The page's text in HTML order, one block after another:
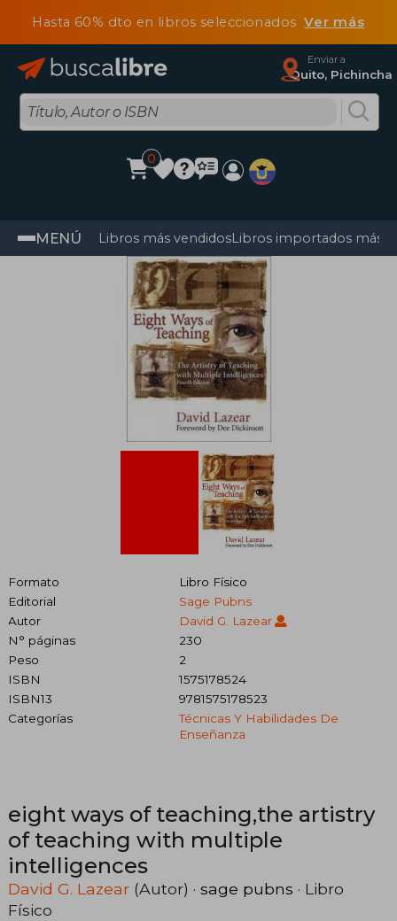
Hasta 60% dto en libros seleccionadosVer más
Enviar a
Quito, Pichincha
0
MENÚ Libros más vendidosLibros importados más
Formato
Libro Físico
Editorial
Sage Pubns
Autor
David G. Lazear
N° páginas
230
Peso
2
ISBN
1575178524
ISBN13
9781575178523
Categorías
Técnicas Y Habilidades De
Enseñanza
eight ways of teaching,the artistry
of teaching with multiple
intelligences
David G. Lazear (Autor) · sage pubns · Libro
Físico